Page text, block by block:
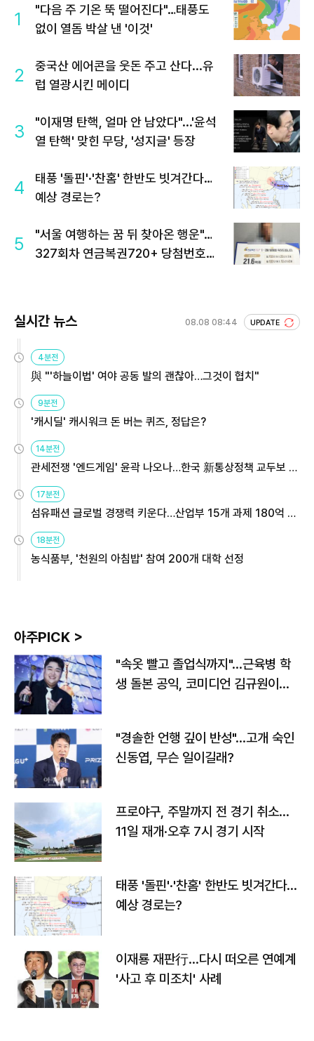
1
"다음 주 기온 뚝 떨어진다"…태풍도
없이 열돔 박살 낸 '이것'
2
중국산 에어콘을 웃돈 주고 산다...유
럽 열광시킨 메이디
3
"이재명 탄핵, 얼마 안 남았다"...'윤석
열 탄핵' 맞힌 무당, '성지글' 등장
4
태풍 '돌핀'·'찬홈' 한반도 빗겨간다…
예상 경로는?
5
"서울 여행하는 꿈 뒤 찾아온 행운"…
327회차 연금복권720+ 당첨번호조
실시간 뉴스 08.08 08:44 UPDATE
4분전
與 "'하늘이법' 여야 공동 발의 괜찮아…그것이 협치"
9분전
'캐시딜' 캐시워크 돈 버는 퀴즈, 정답은?
14분전
관세전쟁 '엔드게임' 윤곽 나오나…한국 新통상정책 교두보 활
용해야
17분전
섬유패션 글로벌 경쟁력 키운다…산업부 15개 과제 180억 지
원
18분전
농식품부, '천원의 아침밥' 참여 200개 대학 선정
아주PICK >
"속옷 빨고 졸업식까지"…근육병 학
생 돌본 공익, 코미디언 김규원이었
"경솔한 언행 깊이 반성"…고개 숙인
신동엽, 무슨 일이길래?
프로야구, 주말까지 전 경기 취소…
11일 재개·오후 7시 경기 시작
태풍 '돌핀'·'찬홈' 한반도 빗겨간다…
예상 경로는?
이재룡 재판行…다시 떠오른 연예계
'사고 후 미조치' 사례